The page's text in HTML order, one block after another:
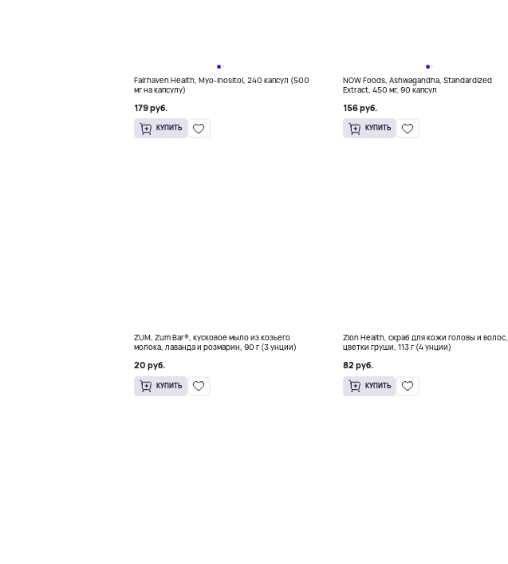
Fairhaven Health, Myo-Inositol, 240 капсул (500
мг на капсулу)
179 руб.
КУПИТЬ
NOW Foods, Ashwagandha, Standardized
Extract, 450 мг, 90 капсул
156 руб.
КУПИТЬ
ZUM, Zum Bar®, кусковое мыло из козьего
молока, лаванда и розмарин, 90 г (3 унции)
20 руб.
КУПИТЬ
Zion Health, скраб для кожи головы и волос,
цветки груши, 113 г (4 унции)
82 руб.
КУПИТЬ